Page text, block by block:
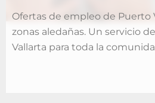
Ofertas de empleo de Puerto
zonas aledañas. Un servicio
Vallarta para toda la